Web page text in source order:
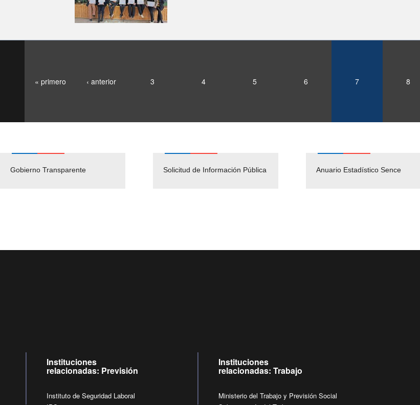
« primero ‹ anterior 3 4 5 6 7 8
Gobierno Transparente Solicitud de Información Pública Anuario Estadístico Sence
Pago Proveedores
Empleos Públicos
Solicitud Audiencias y
Instituciones
relacionadas: Previsión
Instituto de Seguridad Laboral
Instituciones
relacionadas: Trabajo
Ministerio del Trabajo y Previsión Social